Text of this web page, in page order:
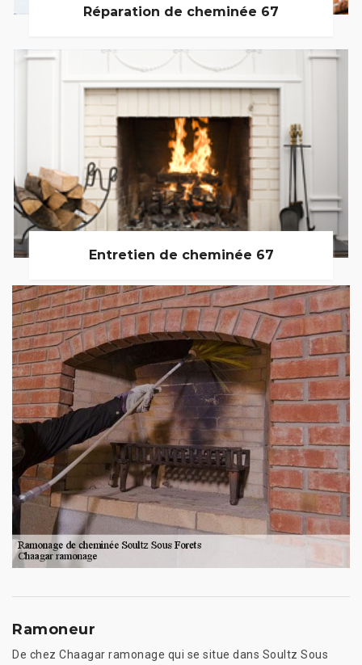
Réparation de cheminée 67
Entretien de cheminée 67
Ramoneur
De chez Chaagar ramonage qui se situe dans Soultz Sous